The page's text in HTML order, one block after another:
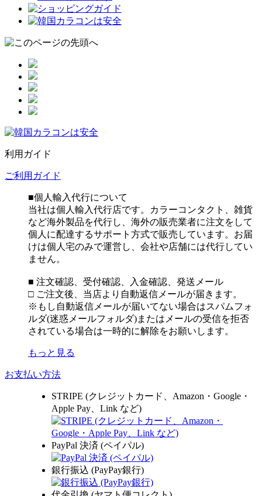
利用ガイド
ご利用ガイド
■個人輸入代行について
当社は個人輸入代行店です。カラーコンタクト、雑貨
など海外製品を代行し、海外の販売業者に注文をして
個人に配達するサポート方式で販売しています。お届
けは個人宅のみで運営し、会社や店舗には代行してい
ません。
■ 注文確認、受付確認、入金確認、発送メール
□ ご注文後、当店より自動返信メールが届きます。
※もし自動返信メールが届いてない場合はスパムフォ
ルダ(迷惑メールフォルダ)またはメールの受信を拒否
されている場合は一時的に解除をお願いします。
もっと見る
お支払い方法
STRIPE (クレジットカード、Amazon・Google・
Apple Pay、Link など)
PayPal 決済 (ペイパル)
銀行振込 (PayPay銀行)